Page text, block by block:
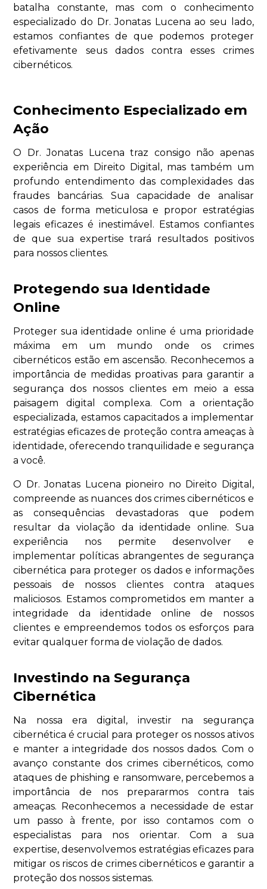
batalha constante, mas com o conhecimento
especializado do Dr. Jonatas Lucena ao seu lado,
estamos confiantes de que podemos proteger
efetivamente seus dados contra esses crimes
cibernéticos.
Conhecimento Especializado em
Ação
O Dr. Jonatas Lucena traz consigo não apenas
experiência em Direito Digital, mas também um
profundo entendimento das complexidades das
fraudes bancárias. Sua capacidade de analisar
casos de forma meticulosa e propor estratégias
legais eficazes é inestimável. Estamos confiantes
de que sua expertise trará resultados positivos
para nossos clientes.
Protegendo sua Identidade
Online
Proteger sua identidade online é uma prioridade
máxima em um mundo onde os crimes
cibernéticos estão em ascensão. Reconhecemos a
importância de medidas proativas para garantir a
segurança dos nossos clientes em meio a essa
paisagem digital complexa. Com a orientação
especializada, estamos capacitados a implementar
estratégias eficazes de proteção contra ameaças à
identidade, oferecendo tranquilidade e segurança
a você.
O Dr. Jonatas Lucena pioneiro no Direito Digital,
compreende as nuances dos crimes cibernéticos e
as consequências devastadoras que podem
resultar da violação da identidade online. Sua
experiência nos permite desenvolver e
implementar políticas abrangentes de segurança
cibernética para proteger os dados e informações
pessoais de nossos clientes contra ataques
maliciosos. Estamos comprometidos em manter a
integridade da identidade online de nossos
clientes e empreendemos todos os esforços para
evitar qualquer forma de violação de dados.
Investindo na Segurança
Cibernética
Na nossa era digital, investir na segurança
cibernética é crucial para proteger os nossos ativos
e manter a integridade dos nossos dados. Com o
avanço constante dos crimes cibernéticos, como
ataques de phishing e ransomware, percebemos a
importância de nos prepararmos contra tais
ameaças. Reconhecemos a necessidade de estar
um passo à frente, por isso contamos com o
especialistas para nos orientar. Com a sua
expertise, desenvolvemos estratégias eficazes para
mitigar os riscos de crimes cibernéticos e garantir a
proteção dos nossos sistemas.